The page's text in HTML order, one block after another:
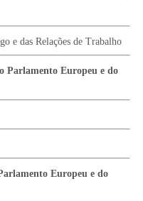
e das Relações de Trabalho
Parlamento Europeu e do
Europeu e do